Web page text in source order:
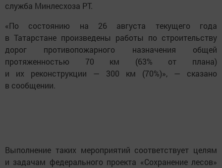
служба Минлесхоза РТ.
«По состоянию на 26 августа текущего года
в Татарстане произведены работы по строительству
дорог противопожарного назначения общей
протяженностью 70 км (63% от плана)
и их реконструкции — 300 км (70%)», — сказано
в сообщении.
Выполнение таких мероприятий соответствует целям
и задачам федерального проекта «Сохранение лесов»